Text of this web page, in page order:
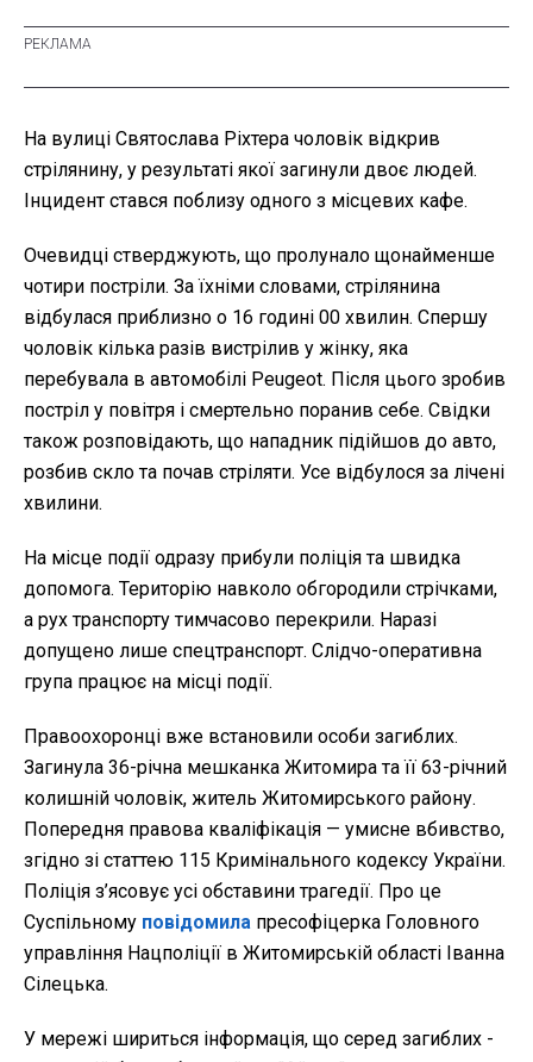
На вулиці Святослава Ріхтера чоловік відкрив
стрілянину, у результаті якої загинули двоє людей.
Інцидент стався поблизу одного з місцевих кафе.
Очевидці стверджують, що пролунало щонайменше
чотири постріли. За їхніми словами, стрілянина
відбулася приблизно о 16 годині 00 хвилин. Спершу
чоловік кілька разів вистрілив у жінку, яка
перебувала в автомобілі Peugeot. Після цього зробив
постріл у повітря і смертельно поранив себе. Свідки
також розповідають, що нападник підійшов до авто,
розбив скло та почав стріляти. Усе відбулося за лічені
хвилини.
На місце події одразу прибули поліція та швидка
допомога. Територію навколо обгородили стрічками,
а рух транспорту тимчасово перекрили. Наразі
допущено лише спецтранспорт. Слідчо-оперативна
група працює на місці події.
Правоохоронці вже встановили особи загиблих.
Загинула 36-річна мешканка Житомира та її 63-річний
колишній чоловік, житель Житомирського району.
Попередня правова кваліфікація — умисне вбивство,
згідно зі статтею 115 Кримінального кодексу України.
Поліція з’ясовує усі обставини трагедії. Про це
Суспільному повідомила пресофіцерка Головного
управління Нацполіції в Житомирській області Іванна
Сілецька.
У мережі шириться інформація, що серед загиблих -